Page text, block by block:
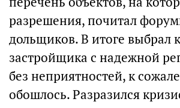
разрешения, почитал
дольщиков. В итоге выбрал
застройщика с надежной
без неприятностей, к
обошлось. Разразился